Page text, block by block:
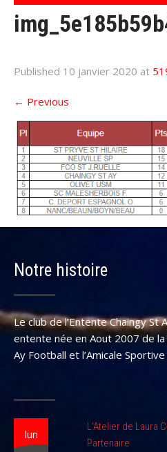
Published 10 janvier 2020 at
← Previous
Notre histoire
Le club de l’Entente Chaingy St
entente née en Aout 2007 de
Ay Football et l’Amicale
lun
L’Atelier de Laura
Partenaire